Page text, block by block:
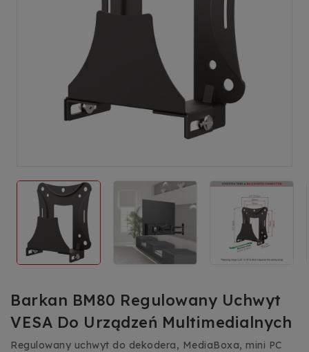
Barkan BM80 Regulowany Uchwyt
VESA Do Urządzeń Multimedialnych
Regulowany uchwyt do dekodera, MediaBoxa, mini PC